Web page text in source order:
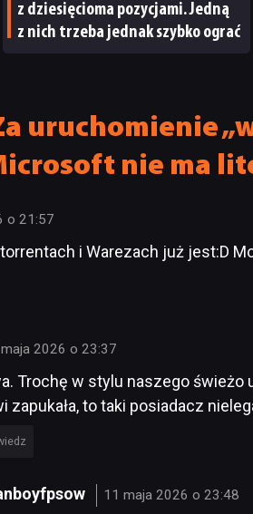
z dziesięcioma pozycjami. Jedną
z nich trzeba jednak szybko ograć
uruchomienie
nie ma
o 21:57
i Warezach już jest:D
2026 o 23:37
Trochę w stylu naszego świeżo
zapukała, to taki posiadacz
11 maja 2026 o 23:48